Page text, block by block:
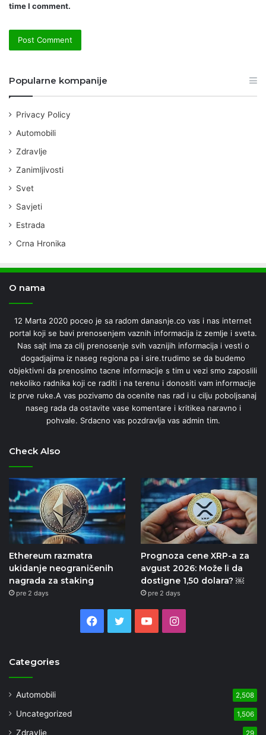
time I comment.
Popularne kompanije
Privacy Policy
Automobili
Zdravlje
Zanimljivosti
Svet
Savjeti
Estrada
Crna Hronika
O nama
12 Marta 2020 poceo je sa radom danasnje.co vas i nas internet
portal koji se bavi prenosenjem vaznih informacija iz zemlje i sveta.
Nas sajt ima za cilj prenosenje svih vaznijih informacija i vesti o
dogadjajima iz naseg regiona pa i sire.trudimo se da budemo
objektivni da prenosimo tacne informacije s tim u vezi smo zaposlili
nekoliko radnika koji ce raditi i na terenu i donositi vam informacije
iz prve ruke.A vas pozivamo da ocenite nas rad i u cilju poboljsanaj
naseg rada da ostavite vase komentare i kritikea naravno i
pohvale. Srdacno vas pozdravlja vas admin tim.
Check Also
Ethereum razmatra
ukidanje neograničenih
nagrada za staking
pre 2 days
Prognoza cene XRP-a za
avgust 2026: Može li da
dostigne 1,50 dolara? ￼
pre 2 days
Facebook
TwitterYouTubeInstagram
Categories
Automobili 2,508
Uncategorized 1,506
Zdravlje 29